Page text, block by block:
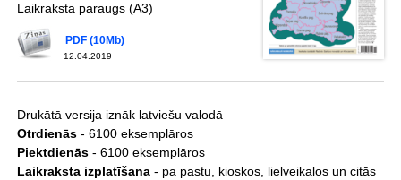
Laikraksta paraugs (A3)
12.04.2019
PDF (10Mb)
Drukātā versija iznāk latviešu valodā
Otrdienās- 6100 eksemplāros
Piektdienās- 6100 eksemplāros
Laikraksta izplatīšana- pa pastu, kioskos, lielveikalos un citās